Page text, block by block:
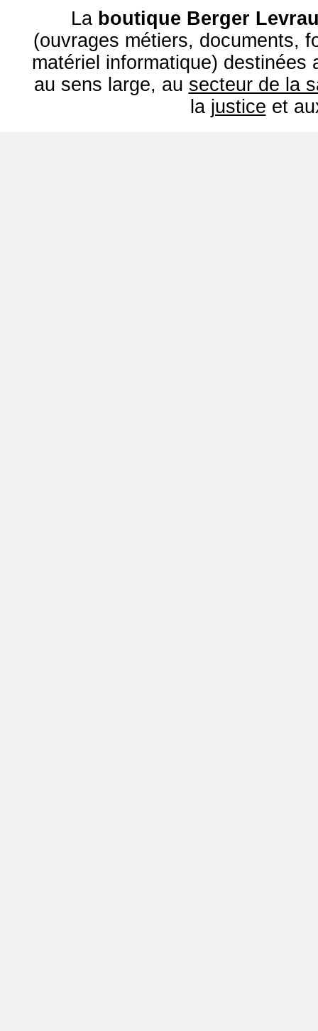
La boutique Berger
(ouvrages métiers, documents,
matériel informatique) destinées
au sens large, au secteur de la
la justice et